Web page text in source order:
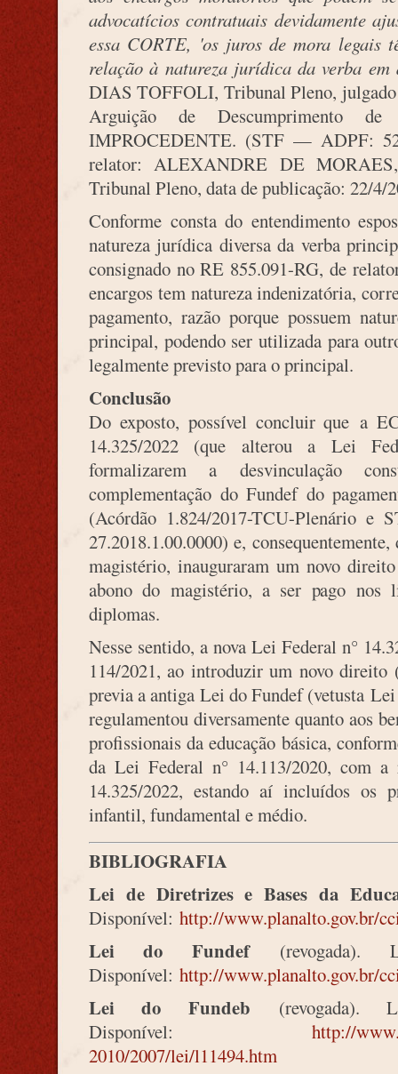
advocatícios contratuais devidamente
essa CORTE, 'os juros de mora legais
relação à natureza jurídica da verba em
DIAS TOFFOLI, Tribunal Pleno, julgado
Arguição de Descumprimento de
IMPROCEDENTE. (STF — ADPF:
relator: ALEXANDRE DE
Tribunal Pleno, data de publicação: 22/4/
Conforme consta do entendimento
natureza jurídica diversa da verba
consignado no RE 855.091-RG, de
encargos tem natureza indenizatória,
pagamento, razão porque possuem
principal, podendo ser utilizada para
legalmente previsto para o principal.
Conclusão
Do exposto, possível concluir quea
14.325/2022 (que alterou a Lei
formalizarem a desvinculação
complementação do Fundef do
(Acórdão 1.824/2017-TCU-Plenário
27.2018.1.00.0000) e,
magistério, inauguraram um novo
abono do magistério, a ser pago nos
diplomas.
Nesse sentido, a nova Lei Federal n°
114/2021, ao introduzir um novo
previa a antiga Lei do Fundef (vetusta
regulamentou diversamente quanto aos
profissionais da educação básica,
da Lei Federal n° 14.113/2020, com
14.325/2022, estando aí incluídos os
infantil, fundamental e médio.
BIBLIOGRAFIA
Lei de Diretrizes e Bases da
Disponível: http://www.planalto.gov.br/
Lei do Fundef
Disponível: http://www.planalto.gov.br/
Lei do Fundeb (revogada).
Disponível: http://
2010/2007/lei/l11494.htm